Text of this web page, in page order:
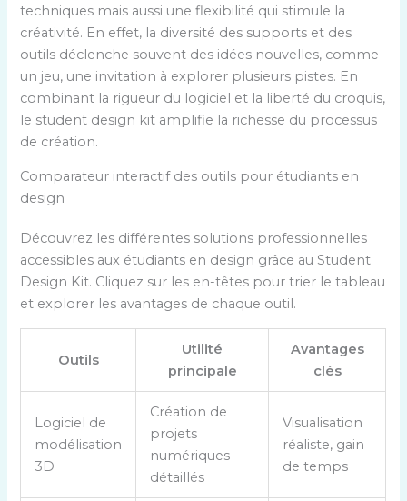
techniques mais aussi une flexibilité qui stimule la
créativité. En effet, la diversité des supports et des
outils déclenche souvent des idées nouvelles, comme
un jeu, une invitation à explorer plusieurs pistes. En
combinant la rigueur du logiciel et la liberté du croquis,
le student design kit amplifie la richesse du processus
de création.
Comparateur interactif des outils pour étudiants en
design
Découvrez les différentes solutions professionnelles
accessibles aux étudiants en design grâce au Student
Design Kit. Cliquez sur les en-têtes pour trier le tableau
et explorer les avantages de chaque outil.
Outils
Utilité
principale
Avantages
clés
Logiciel de
modélisation
3D
Création de
projets
numériques
détaillés
Visualisation
réaliste, gain
de temps